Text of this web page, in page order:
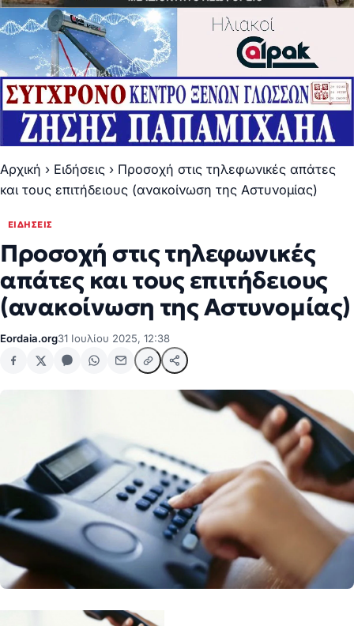
Αρχική › Ειδήσεις › Προσοχή στις τηλεφωνικές απάτες
και τους επιτήδειους (ανακοίνωση της Αστυνομίας)
ΕΙΔΉΣΕΙΣ
Προσοχή στις τηλεφωνικές
απάτες και τους επιτήδειους
(ανακοίνωση της Αστυνομίας)
Eordaia.org31 Ιουλίου 2025, 12:38